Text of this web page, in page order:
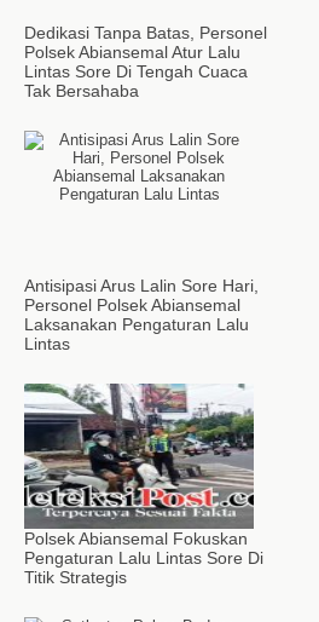
Dedikasi Tanpa Batas, Personel
Polsek Abiansemal Atur Lalu
Lintas Sore Di Tengah Cuaca
Tak Bersahaba
Antisipasi Arus Lalin Sore Hari,
Personel Polsek Abiansemal
Laksanakan Pengaturan Lalu
Lintas
Polsek Abiansemal Fokuskan
Pengaturan Lalu Lintas Sore Di
Titik Strategis